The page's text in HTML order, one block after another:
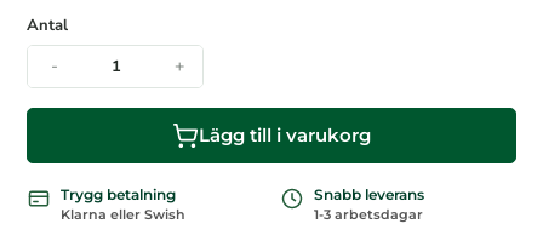
Antal
- +
Lägg till i varukorg
Trygg betalning
Klarna eller Swish
Snabb leverans
1-3 arbetsdagar